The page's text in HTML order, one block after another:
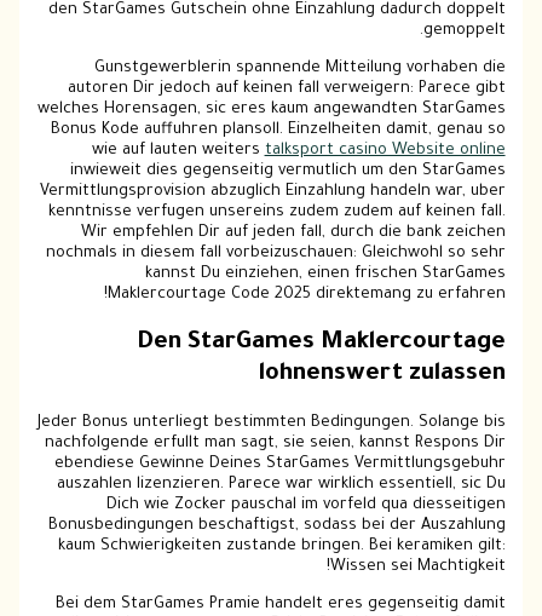
den StarGames Gutschein ohne Einzahlung dadurch doppelt
gemoppelt.
Gunstgewerblerin spannende Mitteilung vorhaben die
autoren Dir jedoch auf keinen fall verweigern: Parece gibt
welches Horensagen, sic eres kaum angewandten StarGames
Bonus Kode auffuhren plansoll. Einzelheiten damit, genau so
wie auf lauten weiterstalksport casino Website online
inwieweit dies gegenseitig vermutlich um den StarGames
Vermittlungsprovision abzuglich Einzahlung handeln war, uber
kenntnisse verfugen unsereins zudem zudem auf keinen fall.
Wir empfehlen Dir auf jeden fall, durch die bank zeichen
nochmals in diesem fall vorbeizuschauen: Gleichwohl so sehr
kannst Du einziehen, einen frischen StarGames
Maklercourtage Code 2025 direktemang zu erfahren!
Den StarGames Maklercourtage
lohnenswert zulassen
Jeder Bonus unterliegt bestimmten Bedingungen. Solange bis
nachfolgende erfullt man sagt, sie seien, kannst Respons Dir
ebendiese Gewinne Deines StarGames Vermittlungsgebuhr
auszahlen lizenzieren. Parece war wirklich essentiell, sic Du
Dich wie Zocker pauschal im vorfeld qua diesseitigen
Bonusbedingungen beschaftigst, sodass bei der Auszahlung
kaum Schwierigkeiten zustande bringen. Bei keramiken gilt:
Wissen sei Machtigkeit!
Bei dem StarGames Pramie handelt eres gegenseitig damit